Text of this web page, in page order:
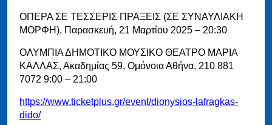
ΟΠΕΡΑ ΣΕ ΤΕΣΣΕΡΙΣ ΠΡΑΞΕΙΣ (ΣΕ ΣΥΝΑΥΛΙΑΚΗ
ΜΟΡΦΗ), Παρασκευή, 21 Μαρτίου 2025 – 20:30
ΟΛΥΜΠΙΑ ΔΗΜΟΤΙΚΟ ΜΟΥΣΙΚΟ ΘΕΑΤΡΟ ΜΑΡΙΑ
ΚΑΛΛΑΣ, Ακαδημίας 59, Ομόνοια Αθήνα, 210 881
7072 9:00 – 21:00
https://www.ticketplus.gr/event/dionysios-lafragkas-
dido/